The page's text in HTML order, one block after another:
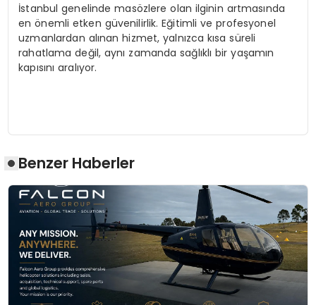
İstanbul genelinde masözlere olan ilginin artmasında
en önemli etken güvenilirlik. Eğitimli ve profesyonel
uzmanlardan alınan hizmet, yalnızca kısa süreli
rahatlama değil, aynı zamanda sağlıklı bir yaşamın
kapısını aralıyor.
Benzer Haberler